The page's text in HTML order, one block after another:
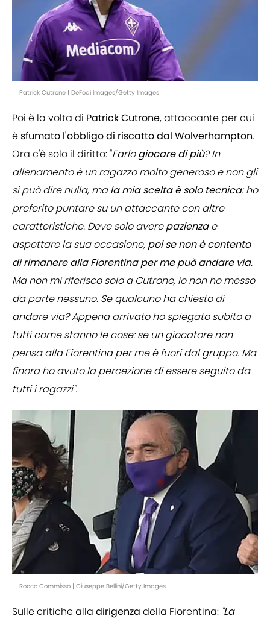
Patrick Cutrone | DeFodi Images/Getty Images
Poi è la volta di PatrickCutrone, attaccante per cui
èsfumato l'obbligo di riscatto dal Wolverhampton.
Ora c'è solo il diritto: "Farlogiocare di più? In
allenamento è un ragazzo molto generoso e non gli
si può dire nulla, mala mia scelta è solo tecnica: ho
preferito puntare su un attaccante con altre
caratteristiche. Deve solo averepazienzae
aspettare la sua occasione, poi se non è contento
di rimanere alla Fiorentina per me può andare via.
Ma non mi riferisco solo a Cutrone, io non ho messo
da parte nessuno. Se qualcuno ha chiesto di
andare via? Appena arrivato ho spiegato subito a
tutti come stanno le cose: se un giocatore non
pensa alla Fiorentina per me è fuori dal gruppo. Ma
finora ho avuto la percezione di essere seguito da
tutti i ragazzi".
Rocco Commisso | Giuseppe Bellini/Getty Images
Sulle critiche alla dirigenza della Fiorentina: "La